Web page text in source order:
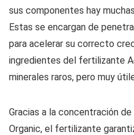
sus componentes hay
Estas se encargan de
para acelerar su correcto
ingredientes del fertilizante
minerales raros, pero muy
Gracias a la concentración
Organic, el fertilizante